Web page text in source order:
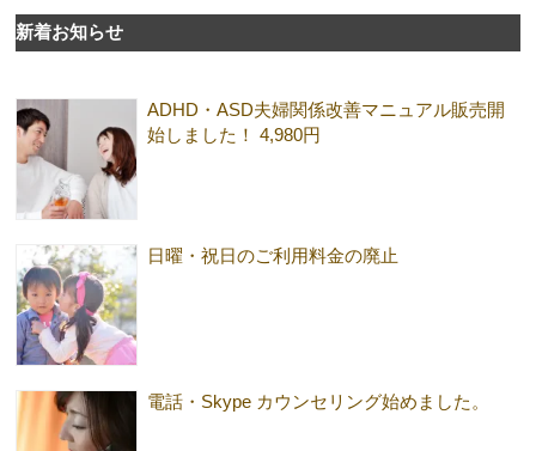
新着お知らせ
ADHD・ASD夫婦関係改善マニュアル販売開
始しました！ 4,980円
日曜・祝日のご利用料金の廃止
電話・Skype カウンセリング始めました。